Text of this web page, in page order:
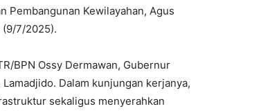
Pembangunan Kewilayahan, Agus
(9/7/2025).
BPN Ossy Dermawan, Gubernur
Dalam kunjungan kerjanya,
sekaligus menyerahkan